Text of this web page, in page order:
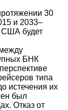
30
и 2033–
США будет
БНК
типа
истечения их
был
Отказ от